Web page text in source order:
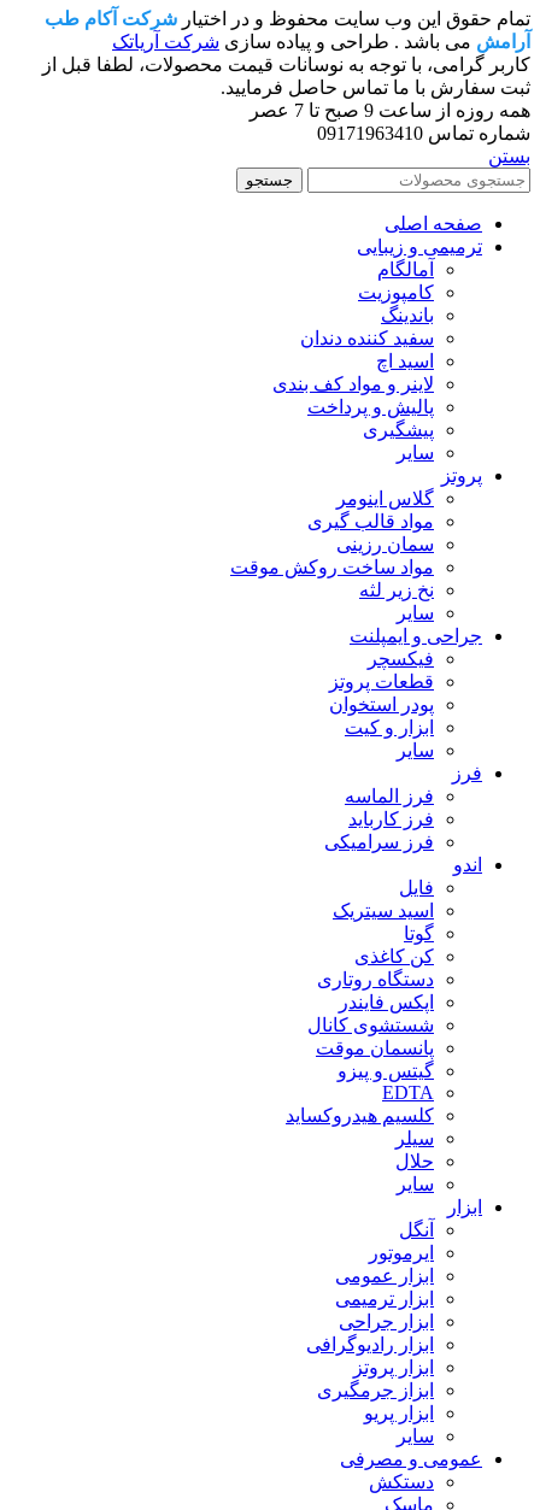
تمام حقوق این وب سایت محفوظ و در اختیار شرکت آکام طب
آرامش می باشد . طراحی و پیاده سازی شرکت آریاتک
کاربر گرامی، با توجه به نوسانات قیمت محصولات، لطفا قبل از
ثبت سفارش با ما تماس حاصل فرمایید.
همه روزه از ساعت 9 صبح تا 7 عصر
شماره تماس 09171963410
بستن
جستجو
صفحه اصلی
ترمیمی و زیبایی
آمالگام
کامپوزیت
باندینگ
سفید کننده دندان
اسید اچ
لاینر و مواد کف بندی
پالیش و پرداخت
پیشگیری
سایر
پروتز
گلاس اینومر
مواد قالب گیری
سمان رزینی
مواد ساخت روکش موقت
نخ زیر لثه
سایر
جراحی و ایمپلنت
فیکسچر
قطعات پروتز
پودر استخوان
ابزار و کیت
سایر
فرز
فرز الماسه
فرز کارباید
فرز سرامیکی
اندو
فایل
اسید سیتریک
گوتا
کن کاغذی
دستگاه روتاری
اپکس فایندر
شستشوی کانال
پانسمان موقت
گیتس و پیزو
EDTA
کلسیم هیدروکساید
سیلر
حلال
سایر
ابزار
آنگل
ایرموتور
ابزار عمومی
ابزار ترمیمی
ابزار جراحی
ابزار رادیوگرافی
ابزار پروتز
ابزاز جرمگیری
ابزار پریو
سایر
عمومی و مصرفی
دستکش
ماسک